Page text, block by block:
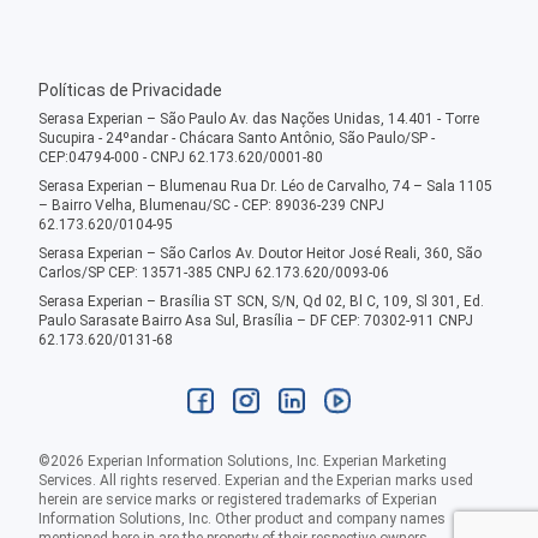
Políticas de Privacidade
Serasa Experian – São Paulo Av. das Nações Unidas, 14.401 - Torre
Sucupira - 24ºandar - Chácara Santo Antônio, São Paulo/SP -
CEP:04794-000 - CNPJ 62.173.620/0001-80
Serasa Experian – Blumenau Rua Dr. Léo de Carvalho, 74 – Sala 1105
– Bairro Velha, Blumenau/SC - CEP: 89036-239 CNPJ
62.173.620/0104-95
Serasa Experian – São Carlos Av. Doutor Heitor José Reali, 360, São
Carlos/SP CEP: 13571-385 CNPJ 62.173.620/0093-06
Serasa Experian – Brasília ST SCN, S/N, Qd 02, Bl C, 109, Sl 301, Ed.
Paulo Sarasate Bairro Asa Sul, Brasília – DF CEP: 70302-911 CNPJ
62.173.620/0131-68
©2026 Experian Information Solutions, Inc. Experian Marketing
Services. All rights reserved. Experian and the Experian marks used
herein are service marks or registered trademarks of Experian
Information Solutions, Inc. Other product and company names